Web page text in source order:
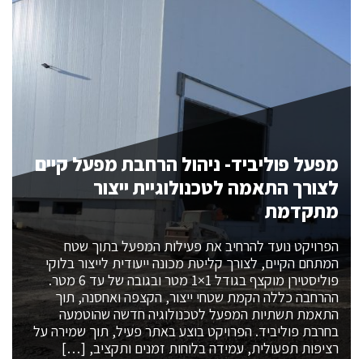
מפעל פוליביד- ניהול הרחבת מפעל קיים
לצורך התאמה לטכנולוגיית ייצור
מתקדמת
הפרויקט נועד להרחיב את פעילות המפעל בתוך שטח
המתחם הקיים, לצורך קליטת מכונה ייעודית לייצור בלוקי
פוליסטירן מוקצף בגודל 1×1 מטר ובגובה של עד 6 מטר.
ההרחבה כללה הקמת שטחי ייצור, הקצפה ואחסנה, תוך
התאמת תשתיות המפעל לטכנולוגיה חדשה שהוטמעה
בחרבת פוליביד. הפרויקט בוצע באתר פעיל, תוך שמירה על
רציפות תפעולית, עמידה בלוחות זמנים ותקציב, […]